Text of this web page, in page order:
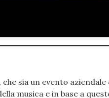
sia un evento
musica e in base a